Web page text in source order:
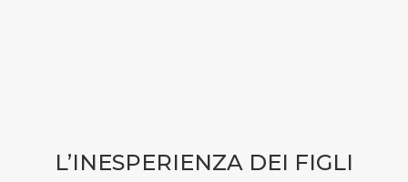
L’INESPERIENZA DEI FIGLI